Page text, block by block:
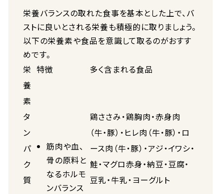
栄養バランスの取れた食事を基本とした上で、バ
ストに良いとされる栄養も積極的に取りましょう。
以下の栄養素や食品を意識して取るのがおすす
めです。
栄
養
素
特徴 多く含まれる食品
タ
ン
パ
ク
質
筋肉や血、
骨の原料と
なるホルモ
ンバランス
鶏ささみ・鶏胸肉・赤身肉
（牛・豚）・ヒレ肉（牛・豚）・ロ
ース肉（牛・豚）・アジ・イワシ・
鮭・マグロ赤身・納豆・豆腐・
豆乳・牛乳・ヨーグルト